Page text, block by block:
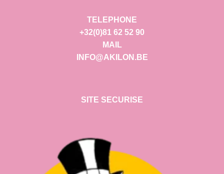
TELEPHONE
+32(0)81 62 52 90
MAIL
INFO@AKILON.BE
SITE SECURISE